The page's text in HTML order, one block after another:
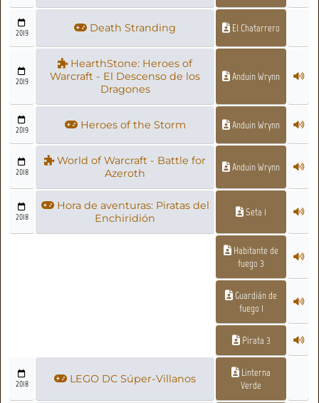
2019 Death Stranding El Chatarrero
2019
HearthStone: Heroes of
Warcraft - El Descenso de los
Dragones
Anduin Wrynn
2019 Heroes of the Storm Anduin Wrynn
2018
World of Warcraft - Battle for
Azeroth
Anduin Wrynn
2018
Hora de aventuras: Piratas del
Enchiridión
Seta 1
Habitante de
fuego 3
Guardián de
fuego 1
Pirata 3
2018 LEGO DC Súper-Villanos
Linterna
Verde